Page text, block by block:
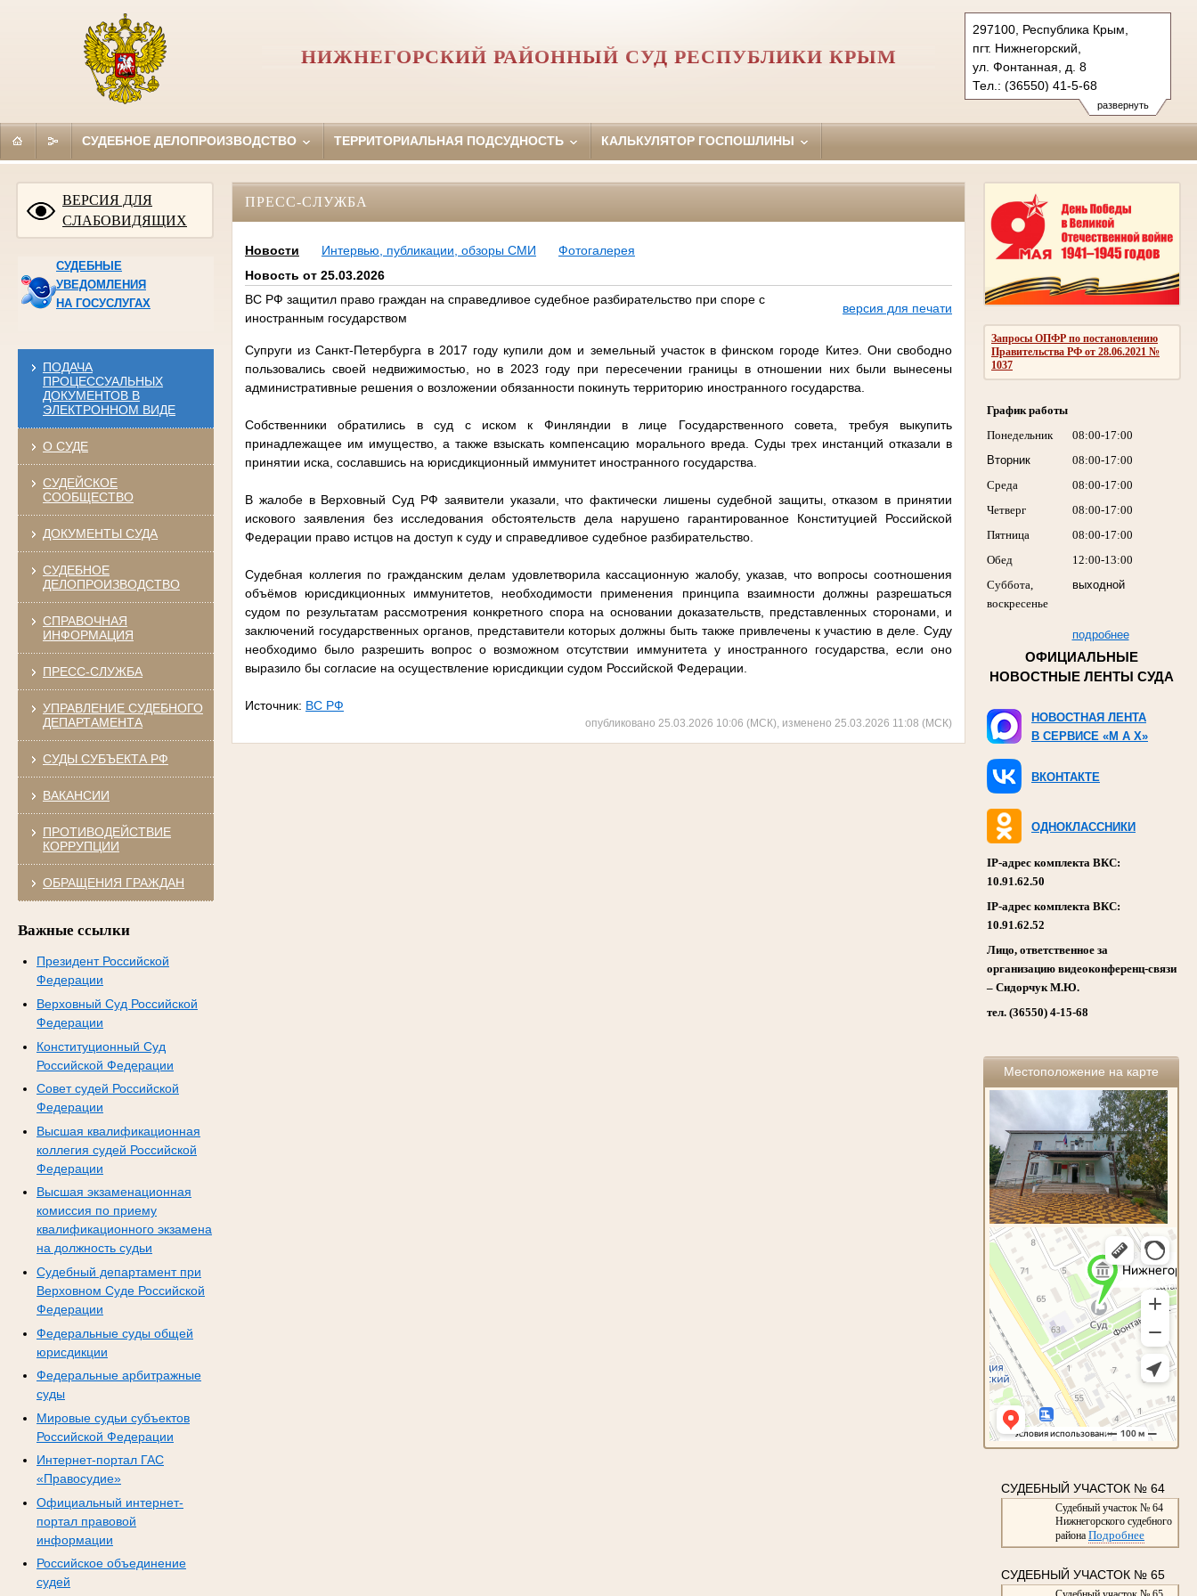
развернуть
297100, Республика Крым,
пгт. Нижнегорский,
ул. Фонтанная, д. 8
Тел.: (36550) 41-5-68
nizhnegorskiy.krm@sudrf.ru
НИЖНЕГОРСКИЙ РАЙОННЫЙ СУД РЕСПУБЛИКИ КРЫМ
СУДЕБНОЕ ДЕЛОПРОИЗВОДСТВО ТЕРРИТОРИАЛЬНАЯ ПОДСУДНОСТЬ КАЛЬКУЛЯТОР ГОСПОШЛИНЫ
ВЕРСИЯ ДЛЯ
СЛАБОВИДЯЩИХ
СУДЕБНЫЕ
УВЕДОМЛЕНИЯ
НА ГОСУСЛУГАХ
ПОДАЧА
ПРОЦЕССУАЛЬНЫХ
ДОКУМЕНТОВ В
ЭЛЕКТРОННОМ ВИДЕ
О СУДЕ
СУДЕЙСКОЕ
СООБЩЕСТВО
ДОКУМЕНТЫ СУДА
СУДЕБНОЕ
ДЕЛОПРОИЗВОДСТВО
СПРАВОЧНАЯ
ИНФОРМАЦИЯ
ПРЕСС-СЛУЖБА
УПРАВЛЕНИЕ СУДЕБНОГО
ДЕПАРТАМЕНТА
СУДЫ СУБЪЕКТА РФ
ВАКАНСИИ
ПРОТИВОДЕЙСТВИЕ
КОРРУПЦИИ
ОБРАЩЕНИЯ ГРАЖДАН
Важные ссылки
Президент Российской
Федерации
Верховный Суд Российской
Федерации
Конституционный Суд
Российской Федерации
Совет судей Российской
Федерации
Высшая квалификационная
коллегия судей Российской
Федерации
Высшая экзаменационная
комиссия по приему
квалификационного экзамена
на должность судьи
Судебный департамент при
Верховном Суде Российской
Федерации
Федеральные суды общей
юрисдикции
Федеральные арбитражные
суды
Мировые судьи субъектов
Российской Федерации
Интернет-портал ГАС
«Правосудие»
Официальный интернет-
портал правовой
информации
Российское объединение
судей
Запросы ОПФР по постановлению
Правительства РФ от 28.06.2021 №
1037
График работы
Понедельник
08:00-17:00
Вторник
08:00-17:00
Среда
08:00-17:00
Четверг
08:00-17:00
Пятница
08:00-17:00
Обед
12:00-13:00
Суббота,
воскресенье
выходной
подробнее
ОФИЦИАЛЬНЫЕ
НОВОСТНЫЕ ЛЕНТЫ СУДА
НОВОСТНАЯ ЛЕНТА
В СЕРВИСЕ «M A X»
ВКОНТАКТЕ
ОДНОКЛАССНИКИ
IP-адрес комплекта ВКС:
10.91.62.50
IP-адрес комплекта ВКС:
10.91.62.52
Лицо, ответственное за
организацию видеоконференц-связи
– Сидорчук М.Ю.
тел. (36550) 4-15-68
Местоположение на карте
СУДЕБНЫЙ УЧАСТОК № 64
Судебный участок № 64
Нижнегорского судебного
района Подробнее
СУДЕБНЫЙ УЧАСТОК № 65
ПРЕСС-СЛУЖБА
Новости Интервью, публикации, обзоры СМИ
Фотогалерея
Новость от 25.03.2026
ВС РФ защитил право граждан на справедливое судебное разбирательство при споре с
иностранным государством
версия для печати
Супруги из Санкт-Петербурга в 2017 году купили дом и земельный участок в финском городе Китеэ. Они свободно
пользовались своей недвижимостью, но в 2023 году при пересечении границы в отношении них были вынесены
административные решения о возложении обязанности покинуть территорию иностранного государства.
Собственники обратились в суд с иском к Финляндии в лице Государственного совета, требуя выкупить
принадлежащее им имущество, а также взыскать компенсацию морального вреда. Суды трех инстанций отказали в
принятии иска, сославшись на юрисдикционный иммунитет иностранного государства.
В жалобе в Верховный Суд РФ заявители указали, что фактически лишены судебной защиты, отказом в принятии
искового заявления без исследования обстоятельств дела нарушено гарантированное Конституцией Российской
Федерации право истцов на доступ к суду и справедливое судебное разбирательство.
Судебная коллегия по гражданским делам удовлетворила кассационную жалобу, указав, что вопросы соотношения
объёмов юрисдикционных иммунитетов, необходимости применения принципа взаимности должны разрешаться
судом по результатам рассмотрения конкретного спора на основании доказательств, представленных сторонами, и
заключений государственных органов, представители которых должны быть также привлечены к участию в деле. Суду
необходимо было разрешить вопрос о возможном отсутствии иммунитета у иностранного государства, если оно
выразило бы согласие на осуществление юрисдикции судом Российской Федерации.
Источник: ВС РФ
опубликовано 25.03.2026 10:06 (МСК), изменено 25.03.2026 11:08 (МСК)